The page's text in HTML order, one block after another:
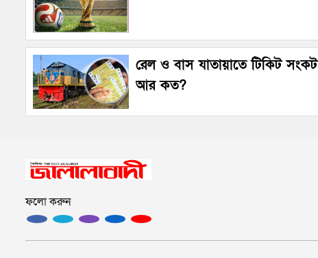
রেল ও বাস যাতায়াতে টিকিট সংকট
আর কত?
ফলো করুন